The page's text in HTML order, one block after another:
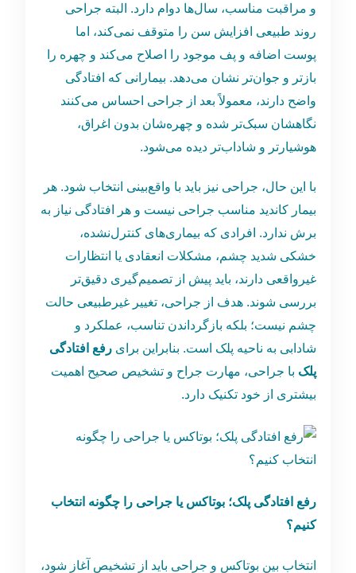
و مراقبت مناسب، سال‌ها دوام دارد. البته جراحی
روند طبیعی افزایش سن را متوقف نمی‌کند، اما
پوست اضافه و پف موجود را اصلاح می‌کند و چهره را
بازتر و جوان‌تر نشان می‌دهد. بیمارانی که افتادگی
واضح دارند، معمولاً بعد از جراحی احساس می‌کنند
نگاهشان سبک‌تر شده و چهره‌شان بدون اغراق،
هوشیارتر و شاداب‌تر دیده می‌شود.
با این حال، جراحی نیز باید با واقع‌بینی انتخاب شود. هر
بیمار کاندید مناسب جراحی نیست و هر افتادگی نیاز به
برش ندارد. افرادی که بیماری‌های کنترل‌نشده،
خشکی شدید چشم، مشکلات انعقادی یا انتظارات
غیرواقعی دارند، باید پیش از تصمیم‌گیری دقیق‌تر
بررسی شوند. هدف از جراحی، تغییر غیرطبیعی حالت
چشم نیست؛ بلکه بازگرداندن تناسب، عملکرد و
شادابی به ناحیه پلک است. بنابراین برایرفع افتادگی
پلک با جراحی، مهارت جراح و تشخیص صحیح اهمیت
بیشتری از خود تکنیک دارد.
رفع افتادگی پلک؛ بوتاکس یا جراحی را چگونه انتخاب
کنیم؟
انتخاب بین بوتاکس و جراحی باید از تشخیص آغاز شود،